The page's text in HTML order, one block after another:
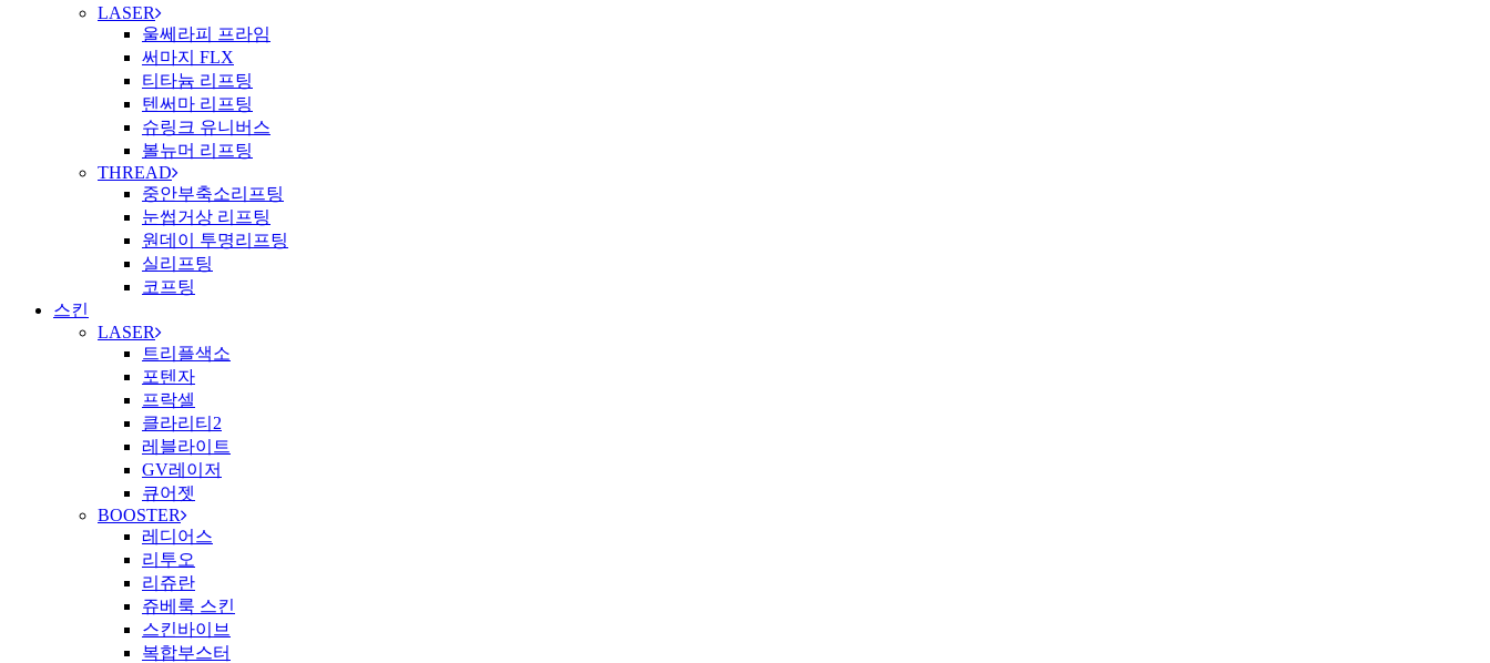
LASER
울쎄라피 프라임
써마지 FLX
티타늄 리프팅
텐써마 리프팅
슈링크 유니버스
볼뉴머 리프팅
THREAD
중안부축소리프팅
눈썹거상 리프팅
원데이 투명리프팅
실리프팅
코프팅
스킨
LASER
트리플색소
포텐자
프락셀
클라리티2
레블라이트
GV레이저
큐어젯
BOOSTER
레디어스
리투오
리쥬란
쥬베룩 스킨
스킨바이브
복합부스터